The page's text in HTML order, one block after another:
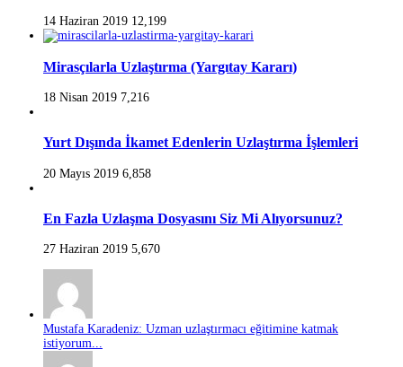
14 Haziran 2019 12,199
Mirasçılarla Uzlaştırma (Yargıtay Kararı)
18 Nisan 2019 7,216
Yurt Dışında İkamet Edenlerin Uzlaştırma İşlemleri
20 Mayıs 2019 6,858
En Fazla Uzlaşma Dosyasını Siz Mi Alıyorsunuz?
27 Haziran 2019 5,670
Mustafa Karadeniz: Uzman uzlaştırmacı eğitimine katmak
istiyorum...